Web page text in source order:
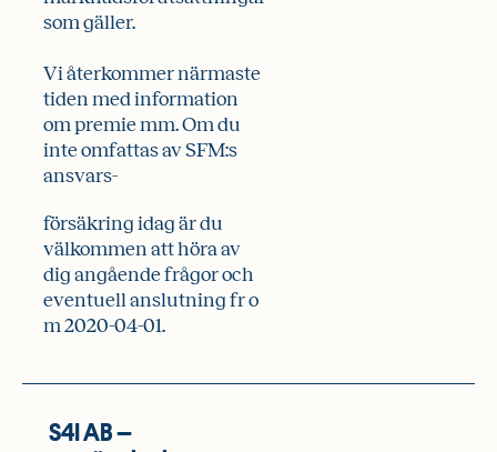
som gäller.
Vi återkommer närmaste
tiden med information
om premie mm. Om du
inte omfattas av SFM:s
ansvars-
försäkring idag är du
välkommen att höra av
dig angående frågor och
eventuell anslutning fr o
m 2020-04-01.
S4I AB –